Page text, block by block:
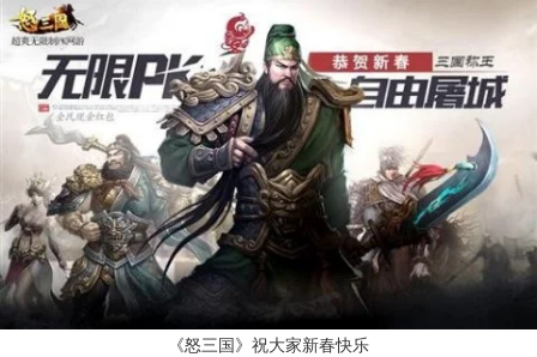
《怒三国》祝大家新春快乐